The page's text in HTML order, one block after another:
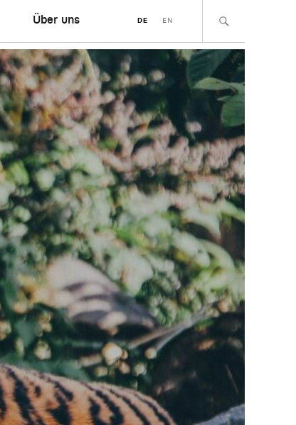
Über uns DE EN